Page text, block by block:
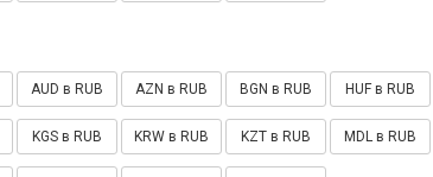
AUD в RUB AZN в RUB BGN в RUB HUF в RUB
KGS в RUB KRW в RUB KZT в RUB MDL в RUB